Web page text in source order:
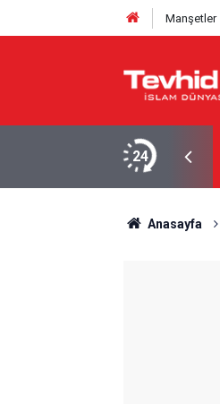
Manşetler
24
Anasayfa